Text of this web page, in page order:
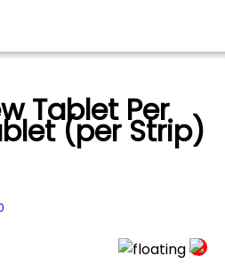
Tablet Per
(per Strip)